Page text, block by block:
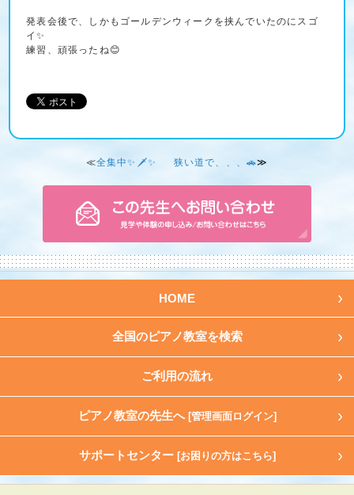
発表会後で、しかもゴールデンウィークを挟んでいたのにスゴ
イ✨
練習、頑張ったね😊
≪全集中✨🗡️✨ 狭い道で、、、🚗≫
HOME
全国のピアノ教室を検索
ご利用の流れ
ピアノ教室の先生へ [管理画面ログイン]
サポートセンター [お困りの方はこちら]